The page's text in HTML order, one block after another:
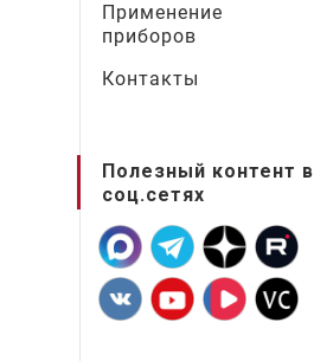
Применение
приборов
Контакты
Полезный контент в
соц.сетях